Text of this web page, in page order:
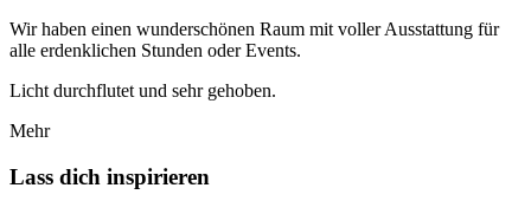
Wir haben einen wunderschönen Raum mit voller Ausstattung für
alle erdenklichen Stunden oder Events.
Licht durchflutet und sehr gehoben.
Mehr
Lass dich inspirieren